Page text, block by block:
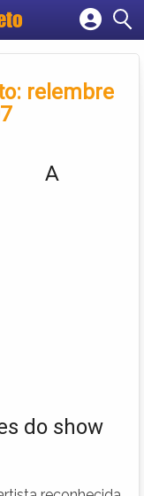
relembre
A
do show